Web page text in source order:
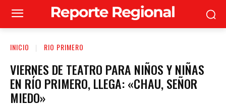
INICIO RIO PRIMERO
VIERNES DE TEATRO PARA NIÑOS Y NIÑAS
EN RÍO PRIMERO, LLEGA: «CHAU, SEÑOR
MIEDO»